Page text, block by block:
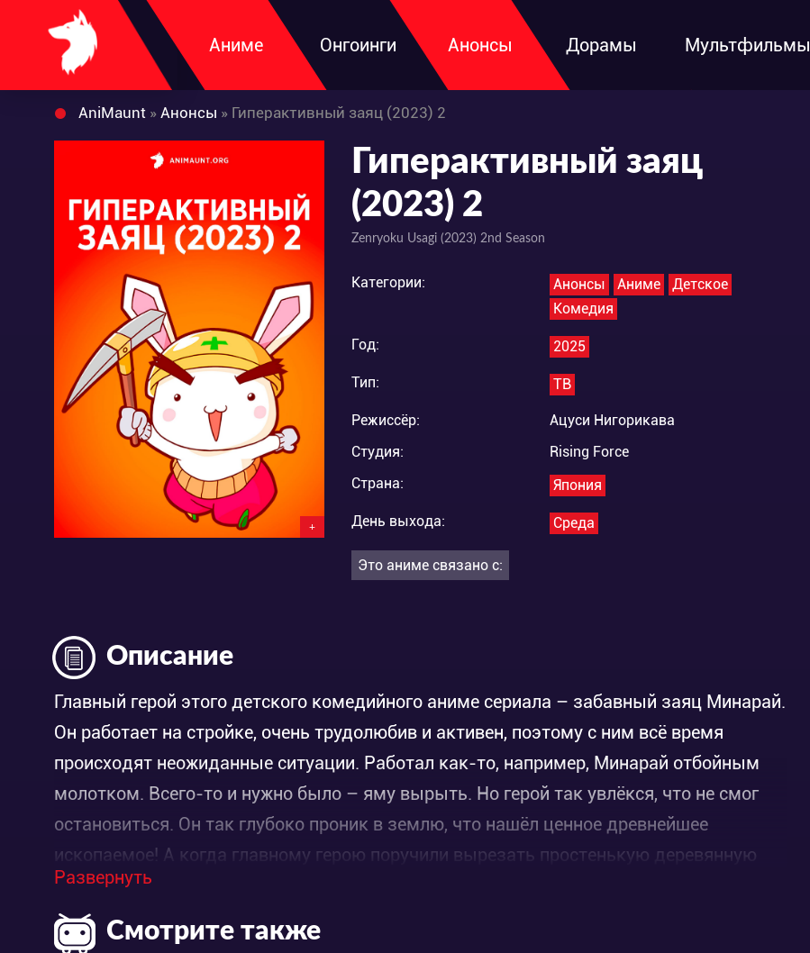
Аниме Онгоинги Анонсы Дорамы Мультфильмы
AniMaunt » Анонсы » Гиперактивный заяц (2023) 2
+
Гиперактивный заяц
(2023) 2
Zenryoku Usagi (2023) 2nd Season
Категории: Анонсы Аниме
Детское
Комедия
Год: 2025
Тип: ТВ
Режиссёр:
Ацуси Нигорикава
Студия:
Rising Force
Страна:
Япония
День выхода: Среда
Это аниме связано с:
Описание
Главный герой этого детского комедийного аниме сериала – забавный заяц Минарай.
Он работает на стройке, очень трудолюбив и активен, поэтому с ним всё время
происходят неожиданные ситуации. Работал как-то, например, Минарай отбойным
молотком. Всего-то и нужно было – яму вырыть. Но герой так увлёкся, что не смог
остановиться. Он так глубоко проник в землю, что нашёл ценное древнейшее
ископаемое! А когда главному герою поручили вырезать простенькую деревянную
фигурку, он создал шедевр, от которого никто не может оторвать глаз! С таким
героем не соскучишься!
Развернуть
Смотрите также